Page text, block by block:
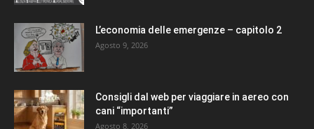
L’economia delle emergenze – capitolo 2
Agosto 9, 2026
Consigli dal web per viaggiare in aereo con
cani “importanti”
Agosto 8, 2026